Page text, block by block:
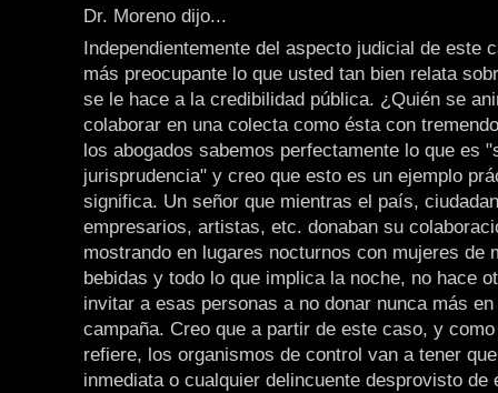
Dr. Moreno dijo...
Independientemente del aspecto judicial de este
más preocupante lo que usted tan bien relata
se le hace a la credibilidad pública. ¿Quién se
colaborar en una colecta como ésta con
los abogados sabemos perfectamente lo que es
jurisprudencia" y creo que esto es un ejemplo
significa. Un señor que mientras el país,
empresarios, artistas, etc. donaban su
mostrando en lugares nocturnos con mujeres de
bebidas y todo lo que implica la noche, no hace
invitar a esas personas a no donar nunca más
campaña. Creo que a partir de este caso, y
refiere, los organismos de control van a tener
inmediata o cualquier delincuente desprovisto de